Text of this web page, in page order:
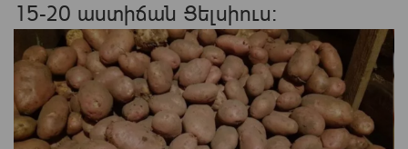
15-20 աստիճան Ցելսիուս։